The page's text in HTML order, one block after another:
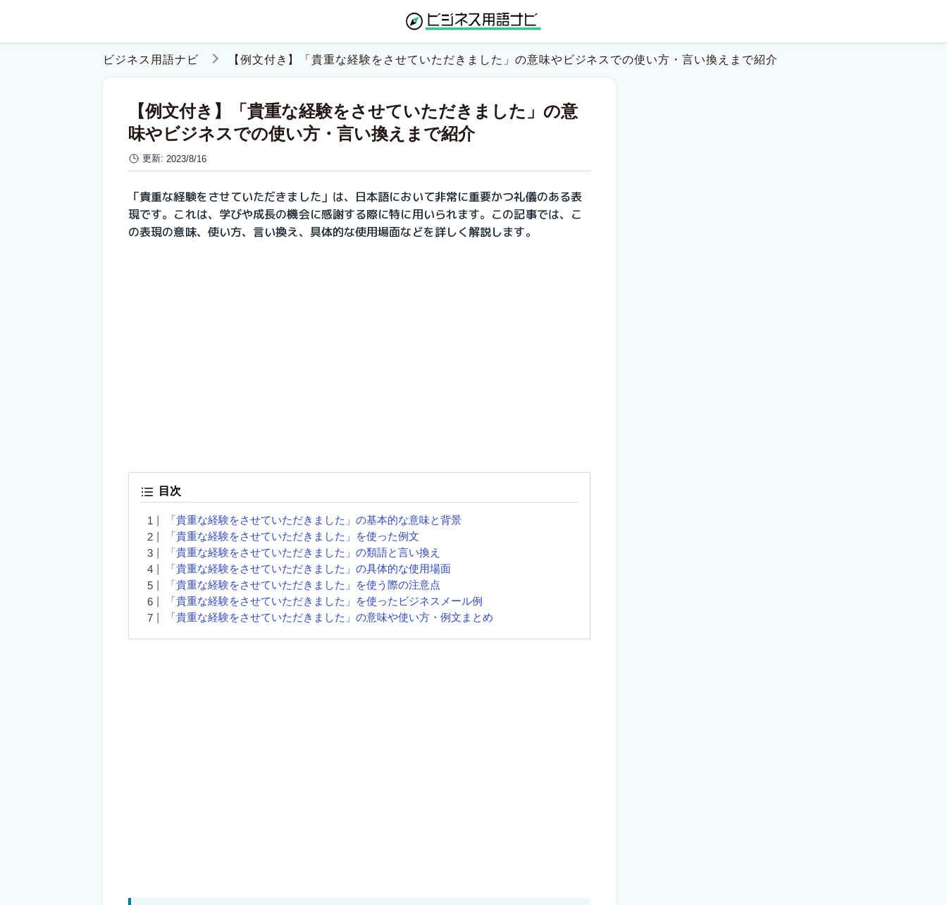
ビジネス用語ナビ 【例文付き】「貴重な経験をさせていただきました」の意味やビジネスでの使い方・言い換えまで紹介
【例文付き】「貴重な経験をさせていただきました」の意
味やビジネスでの使い方・言い換えまで紹介
更新: 2023/8/16
「貴重な経験をさせていただきました」は、日本語において非常に重要かつ礼儀のある表
現です。これは、学びや成長の機会に感謝する際に特に用いられます。この記事では、こ
の表現の意味、使い方、言い換え、具体的な使用場面などを詳しく解説します。
目次
「貴重な経験をさせていただきました」の基本的な意味と背景
「貴重な経験をさせていただきました」を使った例文
「貴重な経験をさせていただきました」の類語と言い換え
「貴重な経験をさせていただきました」の具体的な使用場面
「貴重な経験をさせていただきました」を使う際の注意点
「貴重な経験をさせていただきました」を使ったビジネスメール例
「貴重な経験をさせていただきました」の意味や使い方・例文まとめ